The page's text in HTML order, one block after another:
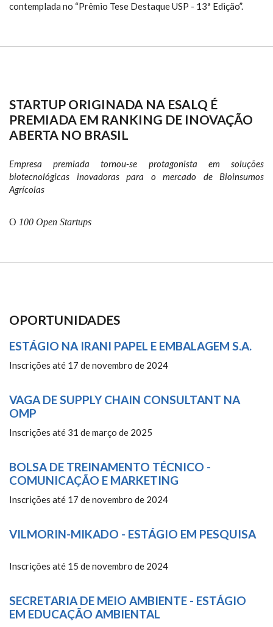
contemplada no “Prêmio Tese Destaque USP - 13ª Edição”.
STARTUP ORIGINADA NA ESALQ É
PREMIADA EM RANKING DE INOVAÇÃO
ABERTA NO BRASIL
Empresa premiada tornou-se protagonista em soluções
biotecnológicas inovadoras para o mercado de Bioinsumos
Agrícolas
O 100 Open Startups
OPORTUNIDADES
ESTÁGIO NA IRANI PAPEL E EMBALAGEM S.A.
Inscrições até 17 de novembro de 2024
VAGA DE SUPPLY CHAIN CONSULTANT NA
OMP
Inscrições até 31 de março de 2025
BOLSA DE TREINAMENTO TÉCNICO -
COMUNICAÇÃO E MARKETING
Inscrições até 17 de novembro de 2024
VILMORIN-MIKADO - ESTÁGIO EM PESQUISA
Inscrições até 15 de novembro de 2024
SECRETARIA DE MEIO AMBIENTE - ESTÁGIO
EM EDUCAÇÃO AMBIENTAL